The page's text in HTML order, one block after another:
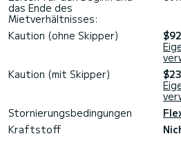
das Ende des
Mietverhältnisses:
Kaution (ohne Skipper)
Kaution (mit Skipper)
Stornierungsbedingungen
Kraftstoff